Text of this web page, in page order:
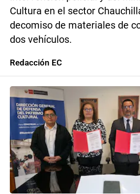
Cultura en el sector
decomiso de materiales de
dos vehículos.
Redacción EC